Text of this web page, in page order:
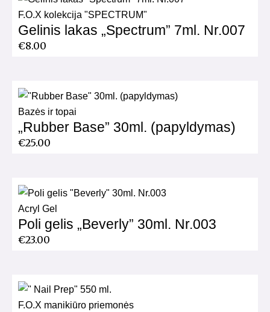
F.O.X kolekcija "SPECTRUM"
Gelinis lakas „Spectrum” 7ml. Nr.007
€8.00
Bazės ir topai
„Rubber Base” 30ml. (papyldymas)
€25.00
Acryl Gel
Poli gelis „Beverly” 30ml. Nr.003
€23.00
F.O.X manikiūro priemonės